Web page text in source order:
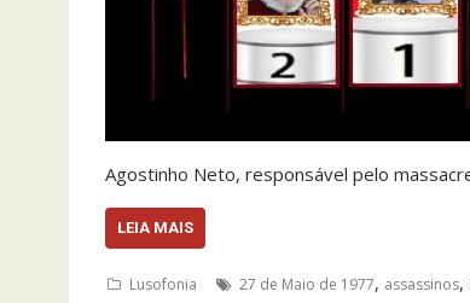
Agostinho Neto, responsável pelo
LEIA MAIS
Lusofonia 27 de Maio de 1977, assassinos,